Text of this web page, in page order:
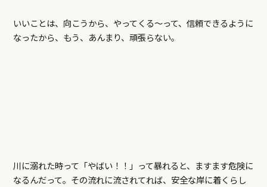
いいことは、向こうから、やってくる～って、信頼できるように
なったから、もう、あんまり、頑張らない。
川に溺れた時って「やばい！！」って暴れると、ますます危険に
なるんだって。その流れに流されてれば、安全な岸に着くらし